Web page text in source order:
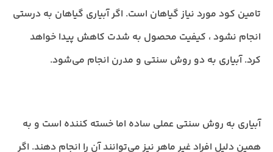
تامین کود مورد نیاز گیاهان است. اگر آبیاری گیاهان به درستی
انجام نشود ، کیفیت محصول به شدت کاهش پیدا خواهد
کرد. آبیاری به دو روش سنتی و مدرن انجام می‌شود.
آبیاری به روش سنتی عملی ساده اما خسته کننده است و به
همین دلیل افراد غیر ماهر نیز می‌توانند آن را انجام دهند. اگر